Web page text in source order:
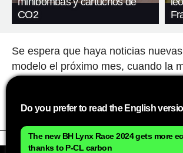
CO2
Se espera que haya noticias
modelo el próximo mes, cuando la
un nuevo espacio de exposición en
Do you prefer to read the English
The new BH Lynx Race 2024 gets more
thanks to P-CL carbon